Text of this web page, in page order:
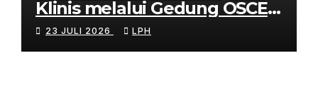
Klinis melalui Gedung OSCE
Terpadu
23 JULI 2026 LPH